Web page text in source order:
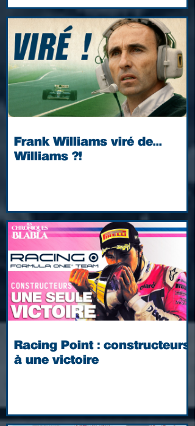
Frank Williams viré de...
Williams ?!
Racing Point : constructeurs
à une victoire